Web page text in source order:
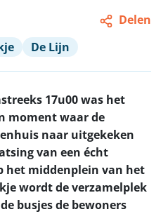
Delen
De Lijn
17u00 was het
moment waar de
naar uitgekeken
van een écht
het middenplein van het
wordt de verzamelplek
busjes de bewoners